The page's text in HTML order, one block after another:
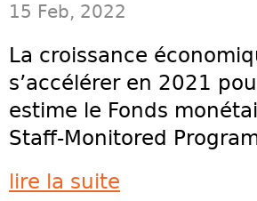
15 Feb, 2022
La croissance
s’accélérer en 2021
estime le Fonds
Staff-Monitored
lire la suite